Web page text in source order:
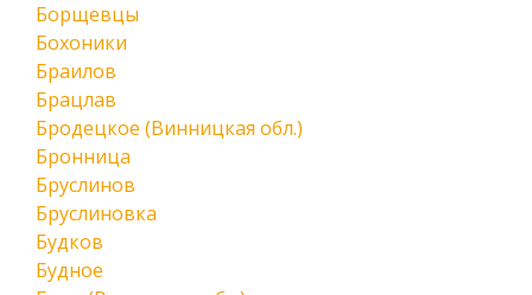
Борщевцы
Бохоники
Браилов
Брацлав
Бродецкое (Винницкая обл.)
Бронница
Бруслинов
Бруслиновка
Будков
Будное